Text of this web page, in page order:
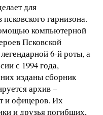
для
гарнизона.
компьютерной
Псковской
6-й роты, а
с 1994 года,
изданы сборник
архив –
и офицеров. Их
и друзья погибших,